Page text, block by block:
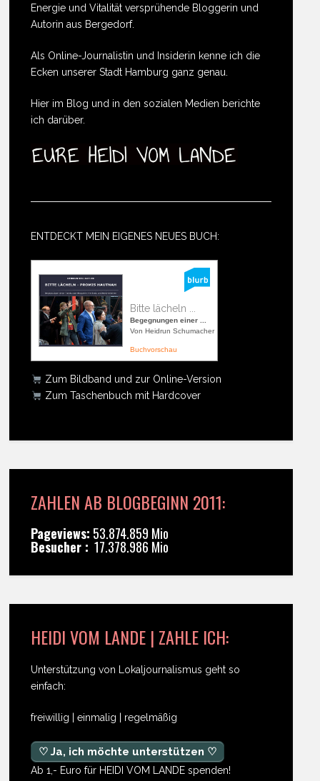
Energie und Vitalität versprühende Bloggerin und
Autorin aus Bergedorf.
Als Online-Journalistin und Insiderin kenne ich die
Ecken unserer Stadt Hamburg ganz genau.
Hier im Blog und in den sozialen Medien berichte
ich darüber.
ENTDECKT MEIN EIGENES NEUES BUCH:
Bitte lächeln ...
Begegnungen einer ...
Von Heidrun Schumacher
Buchvorschau
Zum Bildband und zur Online-Version
Zum Taschenbuch mit Hardcover
ZAHLEN AB BLOGBEGINN 2011:
Pageviews: 53.874.859 Mio
Besucher : 17.378.986 Mio
HEIDI VOM LANDE | ZAHLE ICH:
Unterstützung von Lokaljournalismus geht so
einfach:
freiwillig | einmalig | regelmäßig
♡ Ja, ich möchte unterstützen ♡
Ab 1,- Euro für HEIDI VOM LANDE spenden!